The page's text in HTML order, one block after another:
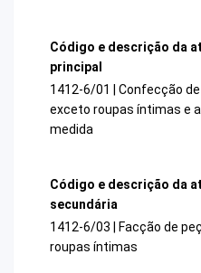
Código e descrição da
principal
1412-6/01 | Confecção
exceto roupas íntimas e
medida
Código e descrição da
secundária
1412-6/03 | Facção de
roupas íntimas